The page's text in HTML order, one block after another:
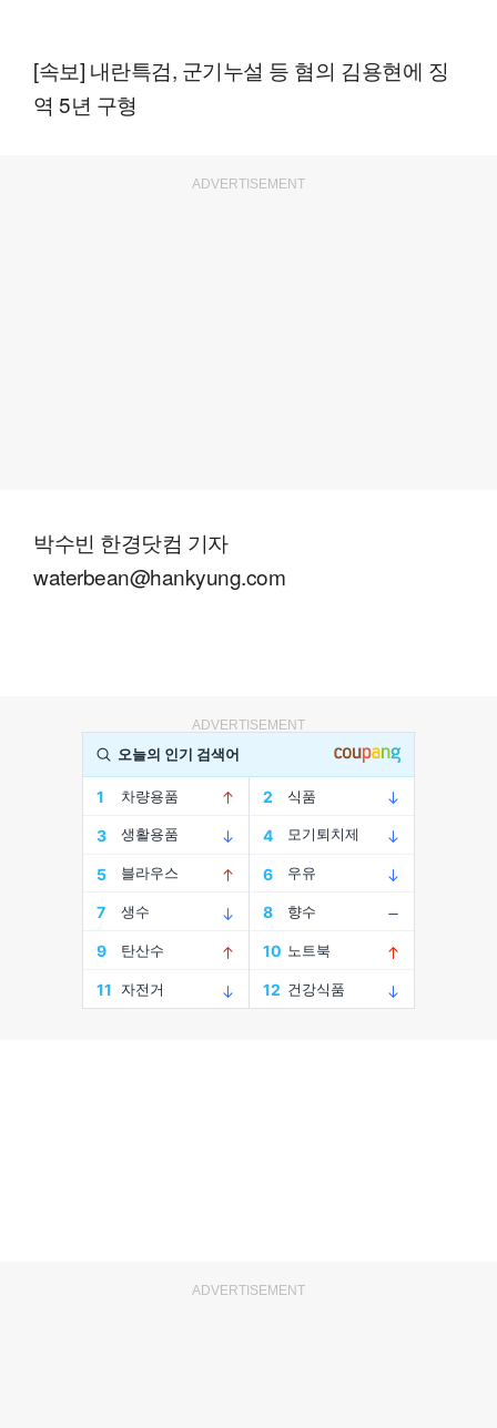
[속보] 내란특검, 군기누설 등 혐의 김용현에 징
역 5년 구형
ADVERTISEMENT
박수빈 한경닷컴 기자
waterbean@hankyung.com
ADVERTISEMENT
ADVERTISEMENT